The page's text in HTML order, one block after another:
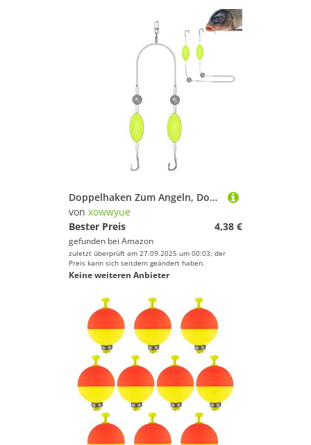
Doppelhaken Zum Angeln, Double-Hook Reverse Bottom Rig, Angelhaken Welsmontagen Fischereizubehör Für Wurf Trolling Outdoor Reisen Salzwasserangler 16,5x1x2cm
von xowwyue
Bester Preis
4,38 €
gefunden bei Amazon
zuletzt überprüft am 27.09.2025 um 00:03; der
Preis kann sich seitdem geändert haben.
Keine weiteren Anbieter